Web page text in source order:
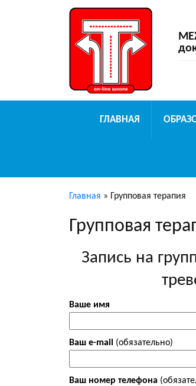
ГЛАВНАЯ
Главная » Групповая терапия
Групповая
Запись на
Ваше имя
Ваш e-mail (обязательно)
Ваш номер телефона